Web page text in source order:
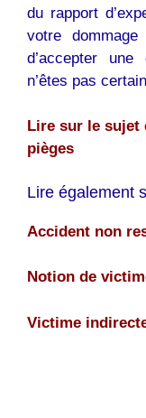
du rapport
votre dommage
d’accepter une
n’êtes pas
Lire sur le sujet
pièges
Lire également
Accident non
Notion de
Victime